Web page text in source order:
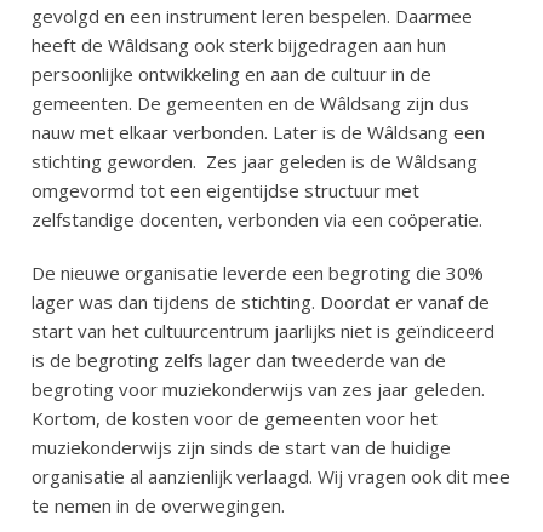
gevolgd en een instrument leren bespelen. Daarmee
heeft de Wâldsang ook sterk bijgedragen aan hun
persoonlijke ontwikkeling en aan de cultuur in de
gemeenten. De gemeenten en de Wâldsang zijn dus
nauw met elkaar verbonden. Later is de Wâldsang een
stichting geworden. Zes jaar geleden is de Wâldsang
omgevormd tot een eigentijdse structuur met
zelfstandige docenten, verbonden via een coöperatie.
De nieuwe organisatie leverde een begroting die 30%
lager was dan tijdens de stichting. Doordat er vanaf de
start van het cultuurcentrum jaarlijks niet is geïndiceerd
is de begroting zelfs lager dan tweederde van de
begroting voor muziekonderwijs van zes jaar geleden.
Kortom, de kosten voor de gemeenten voor het
muziekonderwijs zijn sinds de start van de huidige
organisatie al aanzienlijk verlaagd. Wij vragen ook dit mee
te nemen in de overwegingen.